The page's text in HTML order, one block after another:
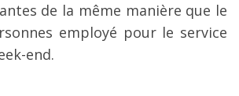
de la même manière que le
employé pour le service
end.